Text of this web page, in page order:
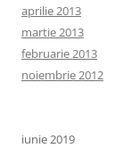
aprilie 2013
martie 2013
februarie 2013
noiembrie 2012
iunie 2019